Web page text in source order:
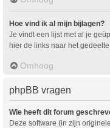
Hoe vind ik al mijn bijlagen?
Je vindt een lijst met al je
hier de links naar het
Omhoog
phpBB vragen
Wie heeft dit forum
Deze software (in zijn